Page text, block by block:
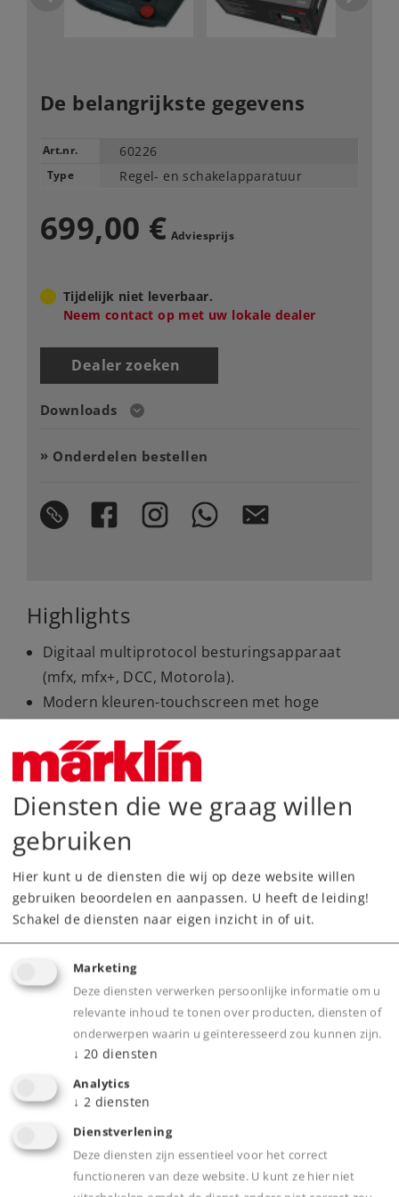
De belangrijkste gegevens
Art.nr. 60226
Type Regel- en schakelapparatuur
699,00 € Adviesprijs
Tijdelijk niet leverbaar.
Neem contact op met uw lokale dealer
Dealer zoeken
Downloads
Onderdelen bestellen
Highlights
Digitaal multiprotocol besturingsapparaat
(mfx, mfx+, DCC, Motorola).
Modern kleuren-touchscreen met hoge
Geïntegreerd, centraal sporenplan-
bedieningspaneel.
Behuizing met centrale stoptoets en 2
draairegelaars in robuuste industriekwaliteit.
Tot 32 schakelbare loc-functies.
Twee ingebouwde loc-kaartlezers.
Geïntegreerde luidspreker.
Ingebouwd SD-kaartslot.
3,0 A uitgangsvermogen bij gebruik van een
Märklin elektronisch voedingsapparaat
60W/50W voor spoor H0 en spoor N.
5,0 A max. uitgangsvermogen bij gebruik van
een Märklin elektronisch voedingsapparaat
100 W (toepassing uitsluitend voor Spoor 1
resp. LGB).
Tot 320 Motorola- en 2048 DCC-magneet-
geschakelde artikelen bedienbaar.
Diensten die we graag willen
gebruiken
Hier kunt u de diensten die wij op deze website willen
gebruiken beoordelen en aanpassen. U heeft de leiding!
Schakel de diensten naar eigen inzicht in of uit.
Marketing
Deze diensten verwerken persoonlijke informatie om u
relevante inhoud te tonen over producten, diensten of
onderwerpen waarin u geïnteresseerd zou kunnen zijn.
↓ 20 diensten
Analytics
↓ 2 diensten
Dienstverlening
Deze diensten zijn essentieel voor het correct
functioneren van deze website. U kunt ze hier niet